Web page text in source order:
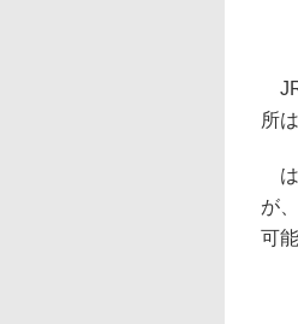
所
は
が
可